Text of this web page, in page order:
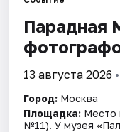
Города
Площадки
Рейтинги
Парадная
13 августа 2026
Город: Москва
Площадка: Место
№11). У музея